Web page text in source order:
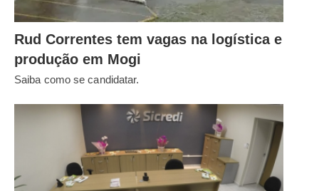
Rud Correntes tem vagas na logística e
produção em Mogi
Saiba como se candidatar.